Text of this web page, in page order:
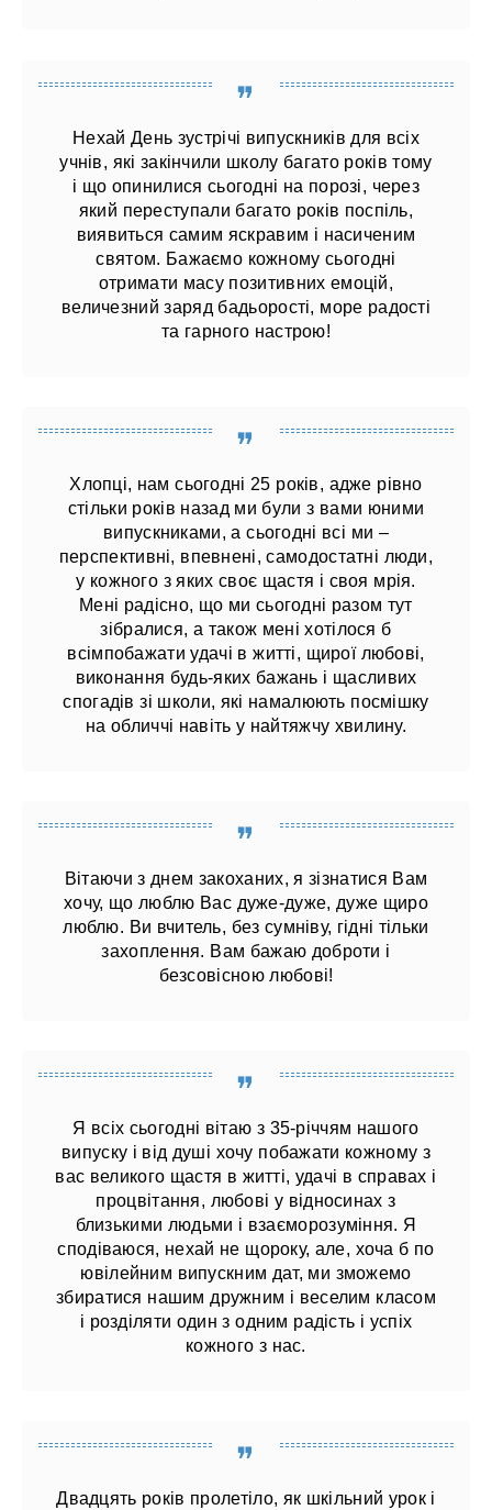
Нехай День зустрічі випускників для всіх
учнів, які закінчили школу багато років тому
і що опинилися сьогодні на порозі, через
який переступали багато років поспіль,
виявиться самим яскравим і насиченим
святом. Бажаємо кожному сьогодні
отримати масу позитивних емоцій,
величезний заряд бадьорості, море радості
та гарного настрою!
Хлопці, нам сьогодні 25 років, адже рівно
стільки років назад ми були з вами юними
випускниками, а сьогодні всі ми –
перспективні, впевнені, самодостатні люди,
у кожного з яких своє щастя і своя мрія.
Мені радісно, ​​що ми сьогодні разом тут
зібралися, а також мені хотілося б
всімпобажати удачі в житті, щирої любові,
виконання будь-яких бажань і щасливих
спогадів зі школи, які намалюють посмішку
на обличчі навіть у найтяжчу хвилину.
Вітаючи з днем ​​закоханих, я зізнатися Вам
хочу, що люблю Вас дуже-дуже, дуже щиро
люблю. Ви вчитель, без сумніву, гідні тільки
захоплення. Вам бажаю доброти і
безсовісною любові!
Я всіх сьогодні вітаю з 35-річчям нашого
випуску і від душі хочу побажати кожному з
вас великого щастя в житті, удачі в справах і
процвітання, любові у відносинах з
близькими людьми і взаєморозуміння. Я
сподіваюся, нехай не щороку, але, хоча б по
ювілейним випускним дат, ми зможемо
збиратися нашим дружним і веселим класом
і розділяти один з одним радість і успіх
кожного з нас.
Двадцять років пролетіло, як шкільний урок і